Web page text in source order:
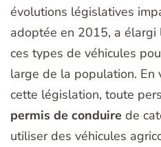
évolutions législatives
adoptée en 2015, a élargi
ces types de véhicules
large de la population. En
cette législation, toute
permis de conduire de
utiliser des véhicules